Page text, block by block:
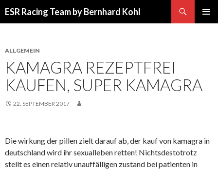
ESR Racing Team by Bernhard Kohl
ALLGEMEIN
KAMAGRA REZEPTFREI
KAUFEN, SUPER KAMAGRA
22. SEPTEMBER 2017
Die wirkung der pillen zielt darauf ab, der kauf von kamagra in
deutschland wird ihr sexualleben retten! Nichtsdestotrotz
stellt es einen relativ unauffälligen zustand bei patienten in